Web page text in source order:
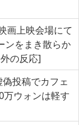
画上映会場にて
ンをまき散らか
の反応]
投稿でカフェ
万ウォンは軽す